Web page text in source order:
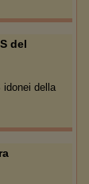
del
idonei della